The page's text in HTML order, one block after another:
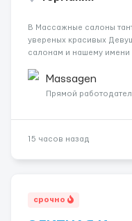
В Массажные салоны
увереных красивых
салонам и нашему
заработная плата 💚Мы
incall / Out...
Massagen
Прямой
15 часов назад
срочно